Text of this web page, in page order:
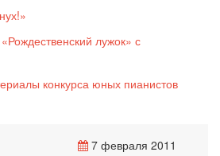
лужок» с
конкурса юных пианистов
7 февраля 2011